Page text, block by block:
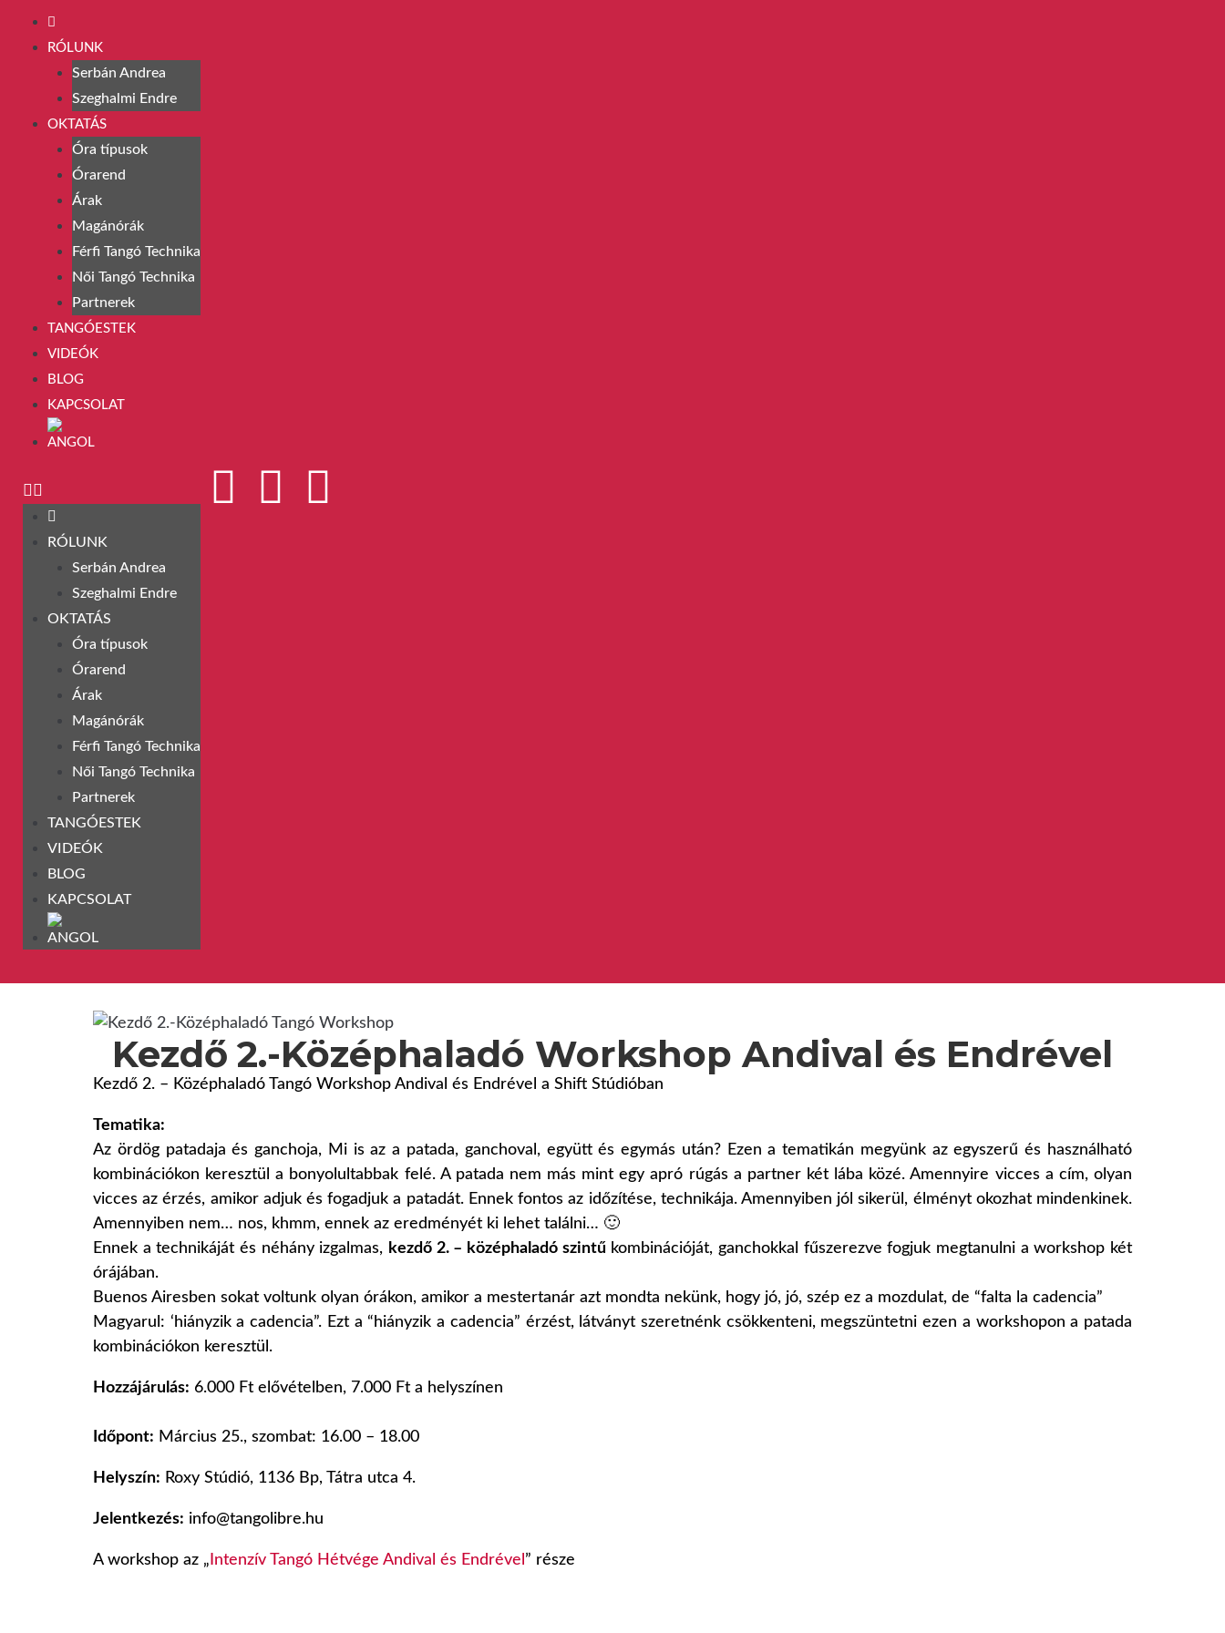
RÓLUNK
Serbán Andrea
Szeghalmi Endre
OKTATÁS
Óra típusok
Órarend
Árak
Magánórák
Férfi Tangó Technika
Női Tangó Technika
Partnerek
TANGÓESTEK
VIDEÓK
BLOG
KAPCSOLAT
RÓLUNK
Serbán Andrea
Szeghalmi Endre
OKTATÁS
Óra típusok
Órarend
Árak
Magánórák
Férfi Tangó Technika
Női Tangó Technika
Partnerek
TANGÓESTEK
VIDEÓK
BLOG
KAPCSOLAT
Kezdő 2.-Középhaladó Workshop Andival és Endrével
Kezdő 2. – Középhaladó Tangó Workshop Andival és Endrével a Shift Stúdióban
Tematika:
Az ördög patadaja és ganchoja, Mi is az a patada, ganchoval, együtt és egymás után? Ezen a tematikán megyünk az egyszerű és használható
kombinációkon keresztül a bonyolultabbak felé. A patada nem más mint egy apró rúgás a partner két lába közé. Amennyire vicces a cím, olyan
vicces az érzés, amikor adjuk és fogadjuk a patadát. Ennek fontos az időzítése, technikája. Amennyiben jól sikerül, élményt okozhat mindenkinek.
Amennyiben nem… nos, khmm, ennek az eredményét ki lehet találni… 🙂
Ennek a technikáját és néhány izgalmas, kezdő 2. – középhaladó szintű kombinációját, ganchokkal fűszerezve fogjuk megtanulni a workshop két
órájában.
Buenos Airesben sokat voltunk olyan órákon, amikor a mestertanár azt mondta nekünk, hogy jó, jó, szép ez a mozdulat, de “falta la cadencia”
Magyarul: ‘hiányzik a cadencia”. Ezt a “hiányzik a cadencia” érzést, látványt szeretnénk csökkenteni, megszüntetni ezen a workshopon a patada
kombinációkon keresztül.
Hozzájárulás: 6.000 Ft elővételben, 7.000 Ft a helyszínen
Időpont: Március 25., szombat: 16.00 – 18.00
Helyszín: Roxy Stúdió, 1136 Bp, Tátra utca 4.
Jelentkezés: info@tangolibre.hu
A workshop az „ Intenzív Tangó Hétvége Andival és Endrével ” része